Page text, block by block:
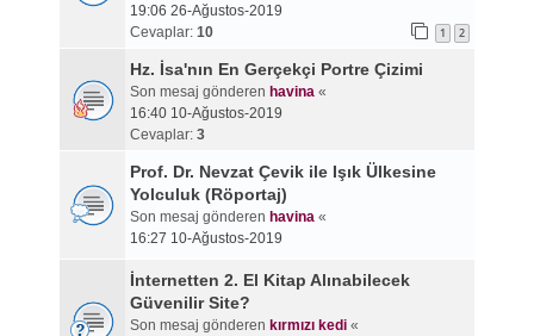
19:06 26-Ağustos-2019
Cevaplar: 10 1 2
Hz. İsa'nın En Gerçekçi Portre Çizimi
Son mesaj gönderen havina«
16:40 10-Ağustos-2019
Cevaplar: 3
Prof. Dr. Nevzat Çevik ile Işık Ülkesine
Yolculuk (Röportaj)
Son mesaj gönderen havina«
16:27 10-Ağustos-2019
İnternetten 2. El Kitap Alınabilecek
Güvenilir Site?
Son mesaj gönderen kırmızı kedi«